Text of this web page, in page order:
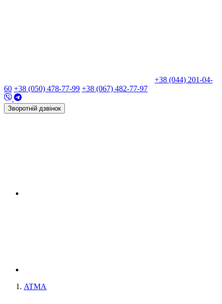
+38 (044) 201-04-
60 +38 (050) 478-77-99 +38 (067) 482-77-97
Зворотній дзвінок
ATMA